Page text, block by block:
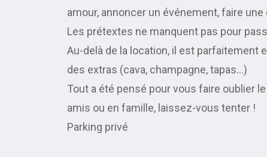
amour, annoncer un événement, faire
Les prétextes ne manquent pas pour
Au-delà de la location, il est parfaitement
des extras (cava, champagne, tapas…)
Tout a été pensé pour vous faire oublier
amis ou en famille, laissez-vous tenter !
Parking privé